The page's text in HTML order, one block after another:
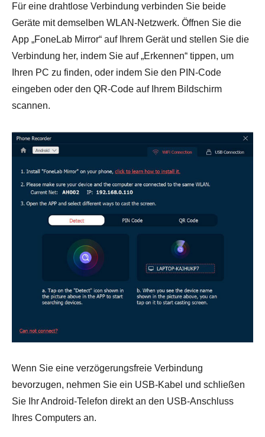
Schritt 2.
Für eine drahtlose Verbindung verbinden Sie beide
Geräte mit demselben WLAN-Netzwerk. Öffnen Sie die
App „FoneLab Mirror“ auf Ihrem Gerät und stellen Sie die
Verbindung her, indem Sie auf „Erkennen“ tippen, um
Ihren PC zu finden, oder indem Sie den PIN-Code
eingeben oder den QR-Code auf Ihrem Bildschirm
scannen.
Wenn Sie eine verzögerungsfreie Verbindung
bevorzugen, nehmen Sie ein USB-Kabel und schließen
Sie Ihr Android-Telefon direkt an den USB-Anschluss
Ihres Computers an.